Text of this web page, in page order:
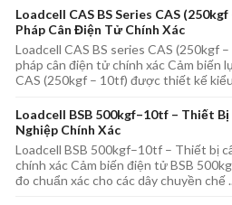
Loadcell CAS BS Series CAS
Pháp Cân Điện Tử Chính Xác
Loadcell CAS BS series CAS (250kgf
pháp cân điện tử chính xác Cảm biến
CAS (250kgf – 10tf) được thiết kế
Loadcell BSB 500kgf–10tf – Thiết Bị
Nghiệp Chính Xác
Loadcell BSB 500kgf–10tf – Thiết bị
chính xác Cảm biến điện tử BSB
đo chuẩn xác cho các dây chuyền chế